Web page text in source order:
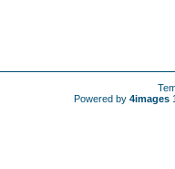
Powered by 4images